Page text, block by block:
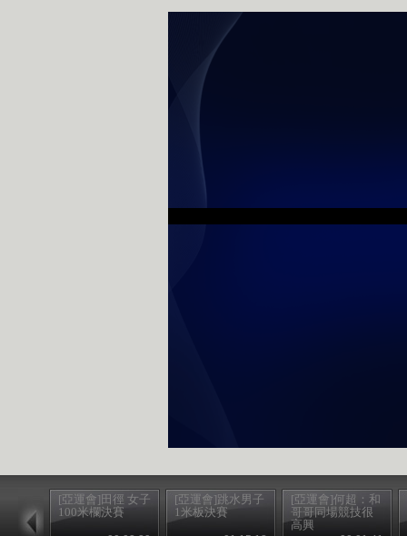
[亞運會]田徑 女子
100米欄決賽
[亞運會]跳水男子
1米板決賽
[亞運會]何超：和
哥哥同場競技很
高興